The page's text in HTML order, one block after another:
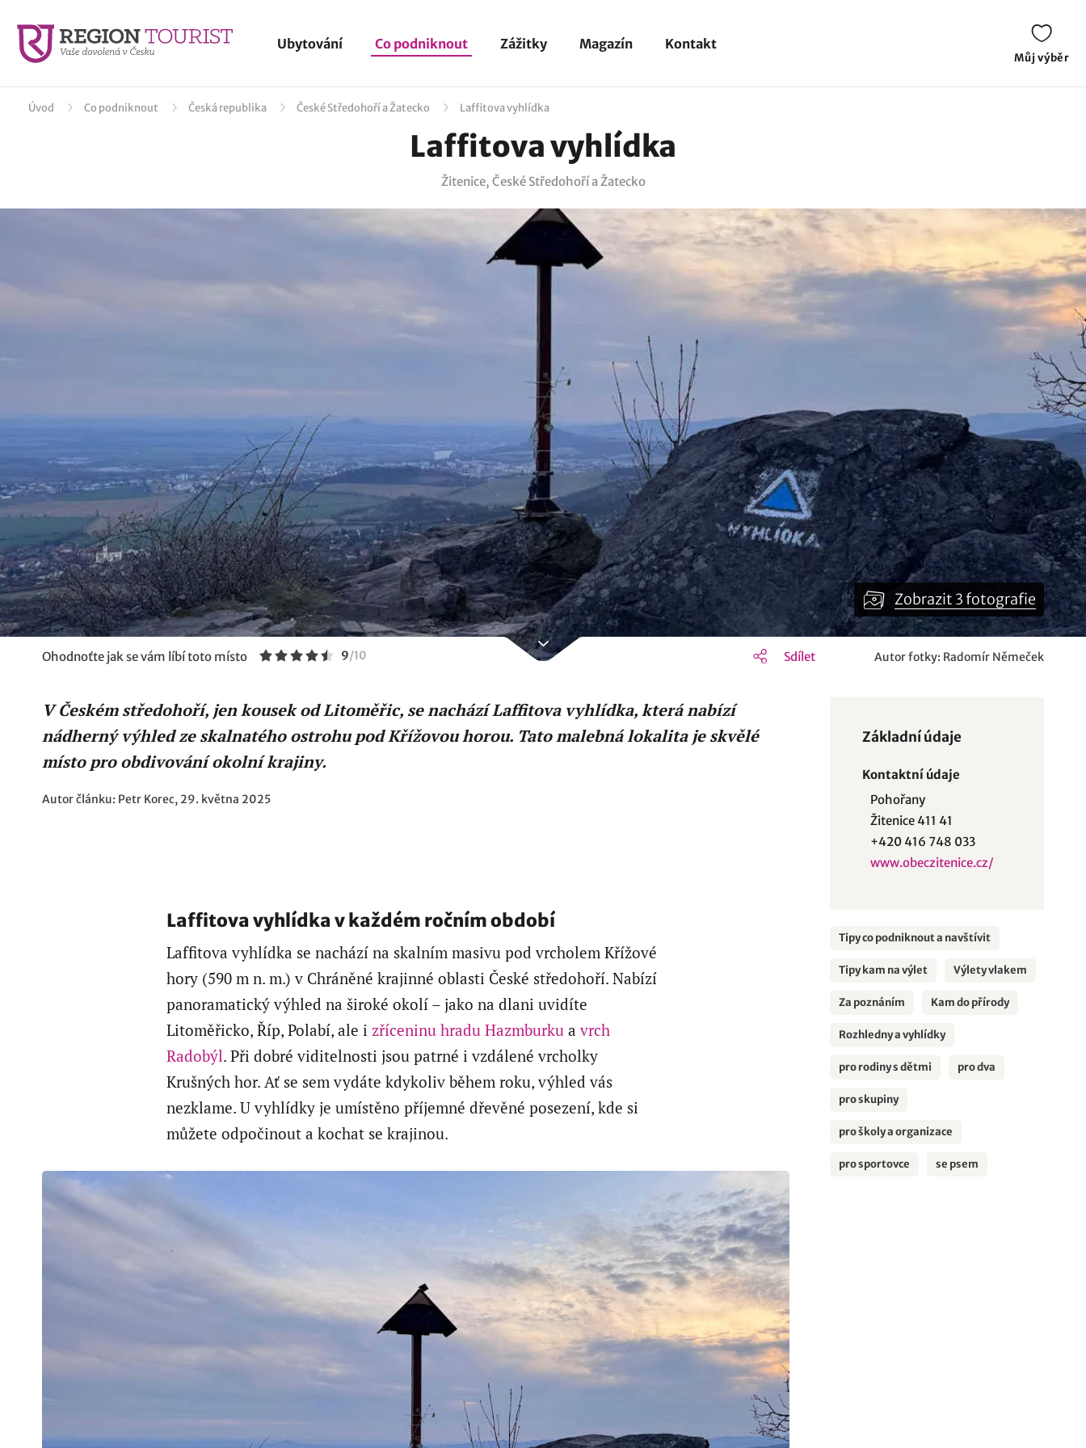
Ubytování Co podniknout Zážitky Magazín Kontakt
Můj výběr
Úvod Co podniknout Česká republika České Středohoří a Žatecko Laffitova vyhlídka
Laffitova vyhlídka
Žitenice, České Středohoří a Žatecko
Zobrazit 3 fotografie
Ohodnoťte jak se vám líbí toto místo 9/10 Sdílet Autor fotky: Radomír Němeček
V Českém středohoří, jen kousek od Litoměřic, se nachází Laffitova vyhlídka, která nabízí
nádherný výhled ze skalnatého ostrohu pod Křížovou horou. Tato malebná lokalita je skvělé
místo pro obdivování okolní krajiny.
Autor článku: Petr Korec, 29. května 2025
Laffitova vyhlídka v každém ročním období
Laffitova vyhlídka se nachází na skalním masivu pod vrcholem Křížové
hory (590 m n. m.) v Chráněné krajinné oblasti České středohoří. Nabízí
panoramatický výhled na široké okolí – jako na dlani uvidíte
Litoměřicko, Říp, Polabí, ale izříceninu hradu Hazmburku avrch
Radobýl. Při dobré viditelnosti jsou patrné i vzdálené vrcholky
Krušných hor. Ať se sem vydáte kdykoliv během roku, výhled vás
nezklame. U vyhlídky je umístěno příjemné dřevěné posezení, kde si
můžete odpočinout a kochat se krajinou.
Základní údaje
Kontaktní údaje
Pohořany
Žitenice 411 41
+420 416 748 033
www.obeczitenice.cz/
Tipy co podniknout a navštívit
Tipy kam na výlet Výlety vlakem
Za poznáním Kam do přírody
Rozhledny a vyhlídky
pro rodiny s dětmi pro dva
pro skupiny
pro školy a organizace
pro sportovce se psem